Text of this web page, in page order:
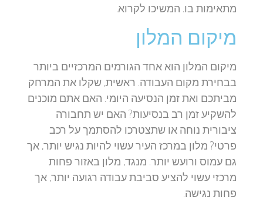
מתאימות בו. המשיכו לקרוא.
מיקום המלון
מיקום המלון הוא אחד הגורמים המרכזיים ביותר
בבחירת מקום העבודה. ראשית, שקלו את המרחק
מביתכם ואת זמן הנסיעה היומי. האם אתם מוכנים
להשקיע זמן רב בנסיעות? האם יש תחבורה
ציבורית נוחה או שתצטרכו להסתמך על רכב
פרטי? מלון במרכז העיר עשוי להיות נגיש יותר, אך
גם עמוס ורועש יותר. מנגד, מלון באזור פחות
מרכזי עשוי להציע סביבת עבודה רגועה יותר, אך
פחות נגישה.